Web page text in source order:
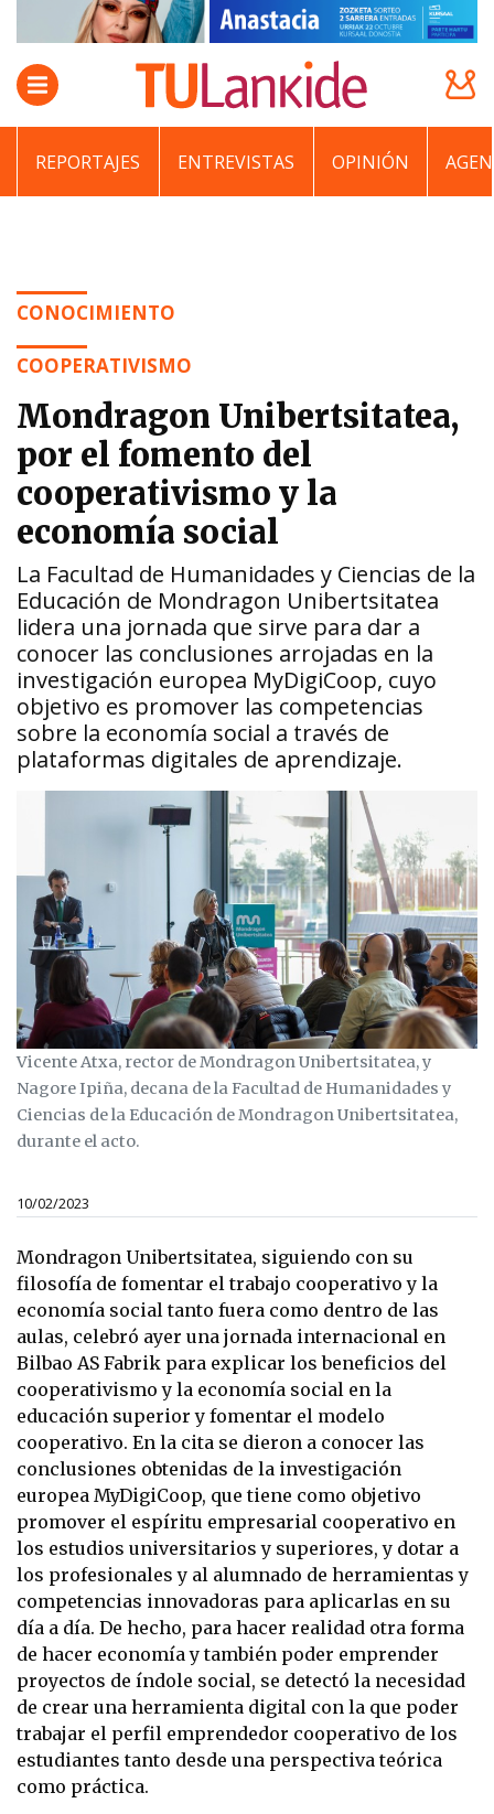
REPORTAJES ENTREVISTAS OPINIÓN
CONOCIMIENTO
COOPERATIVISMO
Mondragon Unibertsitatea,
por el fomento del
cooperativismo y la
economía social
La Facultad de Humanidades y Ciencias de la
Educación de Mondragon Unibertsitatea
lidera una jornada que sirve para dar a
conocer las conclusiones arrojadas en la
investigación europea MyDigiCoop, cuyo
objetivo es promover las competencias
sobre la economía social a través de
plataformas digitales de aprendizaje.
Vicente Atxa, rector de Mondragon Unibertsitatea, y
Nagore Ipiña, decana de la Facultad de Humanidades y
Ciencias de la Educación de Mondragon Unibertsitatea,
durante el acto.
10/02/2023
Mondragon Unibertsitatea, siguiendo con su
filosofía de fomentar el trabajo cooperativo y la
economía social tanto fuera como dentro de las
aulas, celebró ayer una jornada internacional en
Bilbao AS Fabrik para explicar los beneficios del
cooperativismo y la economía social en la
educación superior y fomentar el modelo
cooperativo. En la cita se dieron a conocer las
conclusiones obtenidas de la investigación
europea MyDigiCoop, que tiene como objetivo
promover el espíritu empresarial cooperativo en
los estudios universitarios y superiores, y dotar a
los profesionales y al alumnado de herramientas y
competencias innovadoras para aplicarlas en su
día a día. De hecho, para hacer realidad otra forma
de hacer economía y también poder emprender
proyectos de índole social, se detectó la necesidad
de crear una herramienta digital con la que poder
trabajar el perfil emprendedor cooperativo de los
estudiantes tanto desde una perspectiva teórica
como práctica.